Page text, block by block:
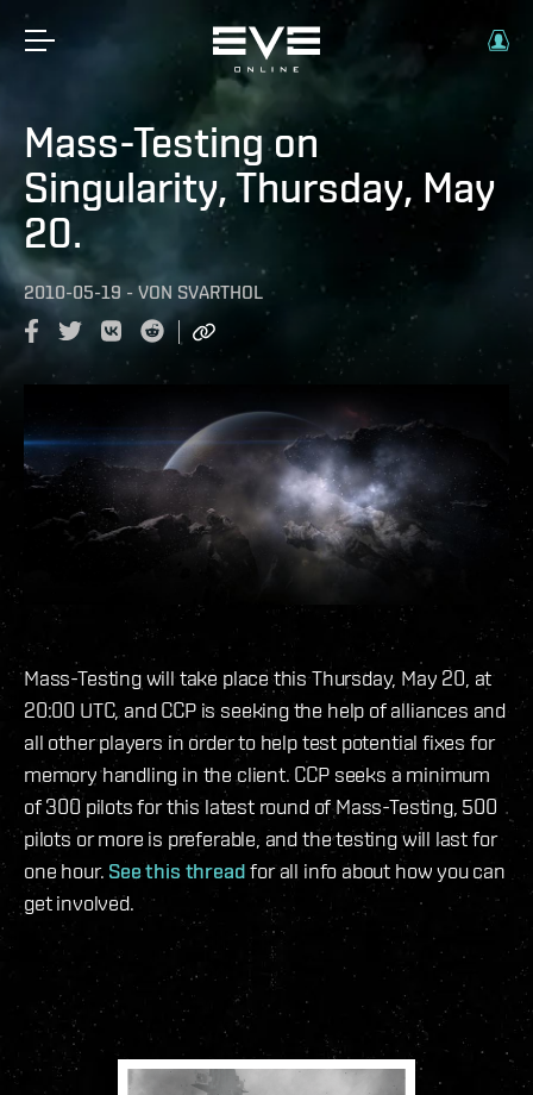
Mass-Testing on
Singularity, Thursday, May
20.
2010-05-19 - VON SVARTHOL
Mass-Testing will take place this Thursday, May 20, at
20:00 UTC, and CCP is seeking the help of alliances and
all other players in order to help test potential fixes for
memory handling in the client. CCP seeks a minimum
of 300 pilots for this latest round of Mass-Testing, 500
pilots or more is preferable, and the testing will last for
one hour. See this threadfor all info about how you can
get involved.